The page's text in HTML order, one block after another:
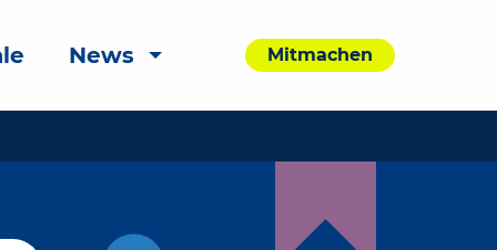
News Mitmachen